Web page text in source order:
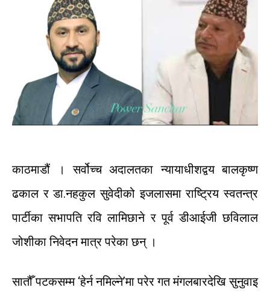
काठमाडौं । सर्वोच्च अदालतका न्यायाधीशद्वय बालकृष्ण
ढकाल र डा.नहकुल सुवेदीको इजलासमा राष्ट्रिय स्वतन्त्र
पार्टीका सभापतिरवि लामिछाने र पूर्व डीआईजी छविलाल
जोशीका निवेदन मात्र परेका छन् ।
सातौँ पटकसम्म‘हेर्न नमिल्ने’मा परेर गत मंगलबारदेखि सुनुवाइ